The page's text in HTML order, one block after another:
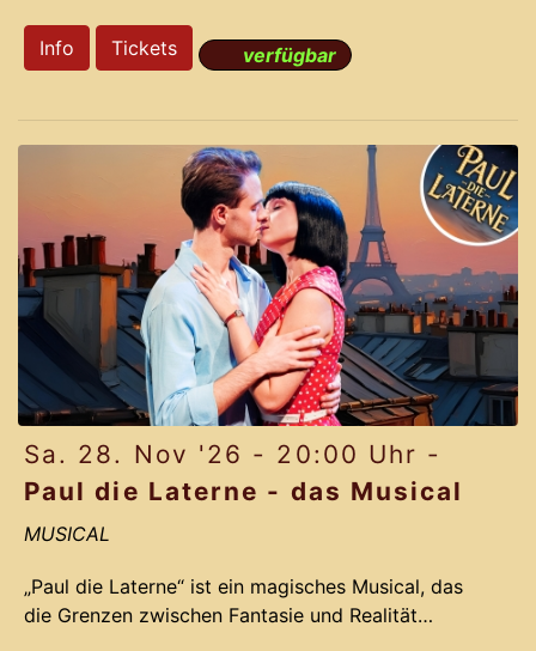
und statt krummer Dinger erwartet Sie ein
schlagfertiges Spektakel aus Beats, Gags und
und viel Ideenreichtum in ein pulsierendes
Erleben Sie ein Wiedersehen mit einem Ensemble,
das nicht nur virtuos trommelt, sondern auch als
eingespielt
Info Tickets verfügbar
Sa. 28. Nov '26 - 20:00 Uhr -
Paul die Laterne - das Musical
MUSICAL
„Paul die Laterne“ ist ein magisches Musical, das
die Grenzen zwischen Fantasie und Realität